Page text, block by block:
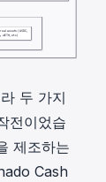
두 가지
전이었습
제조하는
Cash